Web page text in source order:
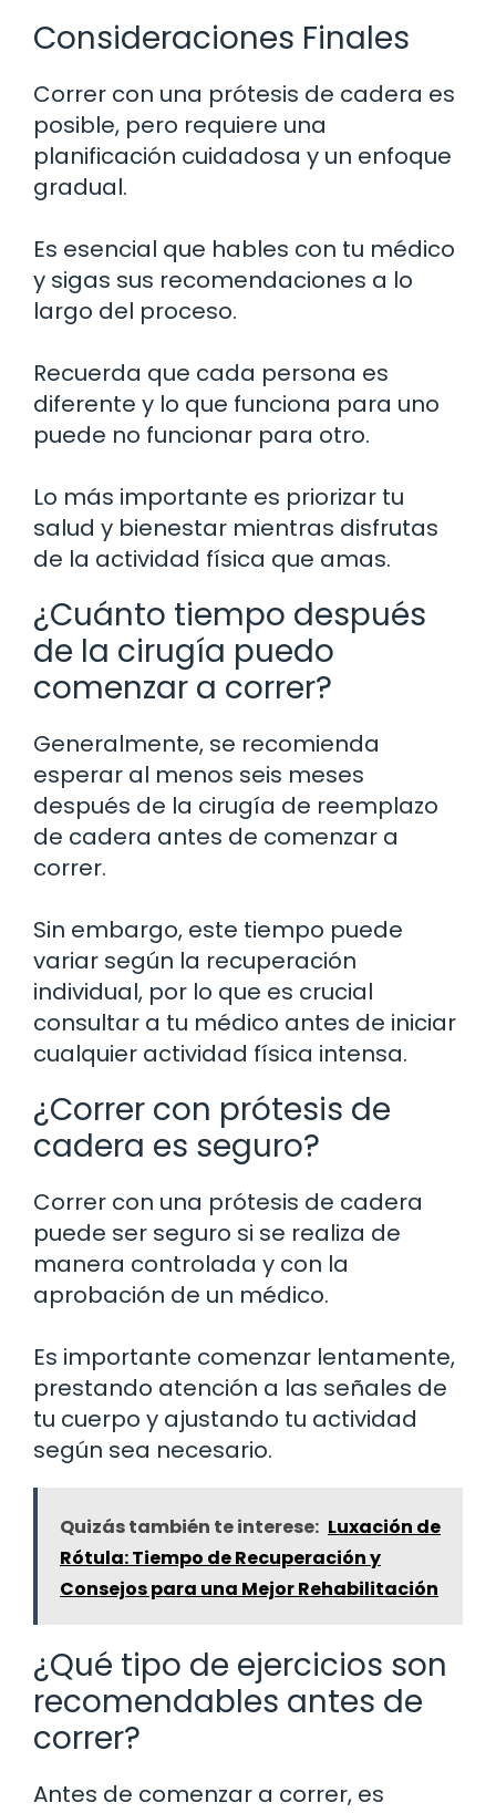
Consideraciones Finales
Correr con una prótesis de cadera es
posible, pero requiere una
planificación cuidadosa y un enfoque
gradual.
Es esencial que hables con tu médico
y sigas sus recomendaciones a lo
largo del proceso.
Recuerda que cada persona es
diferente y lo que funciona para uno
puede no funcionar para otro.
Lo más importante es priorizar tu
salud y bienestar mientras disfrutas
de la actividad física que amas.
¿Cuánto tiempo después
de la cirugía puedo
comenzar a correr?
Generalmente, se recomienda
esperar al menos seis meses
después de la cirugía de reemplazo
de cadera antes de comenzar a
correr.
Sin embargo, este tiempo puede
variar según la recuperación
individual, por lo que es crucial
consultar a tu médico antes de iniciar
cualquier actividad física intensa.
¿Correr con prótesis de
cadera es seguro?
Correr con una prótesis de cadera
puede ser seguro si se realiza de
manera controlada y con la
aprobación de un médico.
Es importante comenzar lentamente,
prestando atención a las señales de
tu cuerpo y ajustando tu actividad
según sea necesario.
Quizás también te interese: Luxación de
Rótula: Tiempo de Recuperación y
Consejos para una Mejor Rehabilitación
¿Qué tipo de ejercicios son
recomendables antes de
correr?
Antes de comenzar a correr, es